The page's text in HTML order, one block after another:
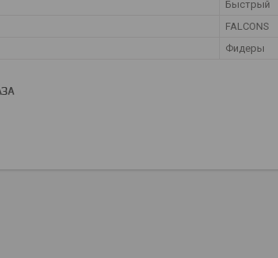
Быстрый
FALCONS
Фидеры